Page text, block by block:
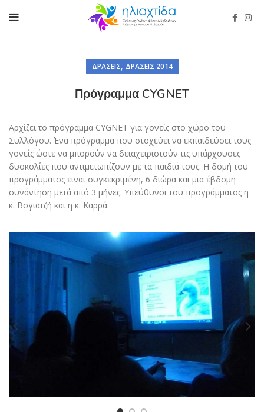
ΔΡΆΣΕΙΣ, ΔΡΆΣΕΙΣ 2014
Πρόγραμμα CYGNET
Αρχίζει το πρόγραμμα CYGNET για γονείς στο χώρο του
Συλλόγου. Ένα πρόγραμμα που στοχεύει να εκπαιδεύσει τους
γονείς ώστε να μπορούν να δειαχειριστούν τις υπάρχουσες
δυσκολίες που αντιμετωπίζουν με τα παιδιά τους. Η δομή του
προγράμματος ειναι συγκεκριμένη, 6 διώρα και μια έβδομη
συνάντηση μετά από 3 μήνες. Υπεύθυνοι του προγράμματος η
κ. Βογιατζή και η κ. Καρρά.